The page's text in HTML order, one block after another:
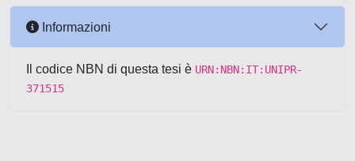
Informazioni
Il codice NBN di questa tesi è URN:NBN:IT:UNIPR-
371515